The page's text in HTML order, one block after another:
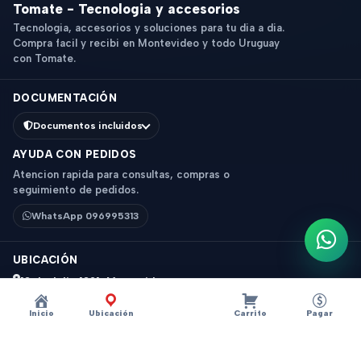
Inicio Ubicación Carrito Pagar
Tomate - Tecnologia y accesorios
Tecnologia, accesorios y soluciones para tu dia a dia.
Compra facil y recibi en Montevideo y todo Uruguay
con Tomate.
DOCUMENTACIÓN
Documentos incluidos
AYUDA CON PEDIDOS
Atencion rapida para consultas, compras o
seguimiento de pedidos.
WhatsApp 096995313
UBICACIÓN
18 de Julio 1831, Montevideo
Horario: 9 a 18 hs